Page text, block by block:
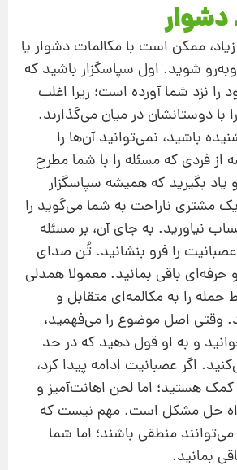
ممکن است با مکالمات دشوار یا
شوید. اول سپاسگزار باشید که
نزد شما آورده است؛ زیرا اغلب
با دوستانشان در میان می‌گذارند.
باشید، نمی‌توانید آن‌ها را
از فردی که مسئله را با شما مطرح
بگیرید که همیشه سپاسگزار
مشتری ناراحت به‌ شما می‌گوید را
نیاورید. به‌ جای آن، بر مسئله
را فرو بنشانید. تُن صدای
حرفه‌ای باقی بمانید. معمولا همدلی
حمله را به مکالمه‌ای متقابل و
وقتی اصل موضوع را می‌فهمید،
و به او قول دهید که در حد
اگر عصبانیت ادامه پیدا کرد،
کمک هستید؛ اما لحن اهانت‌آمیز و
حل مشکل است. مهم نیست که
منطقی باشند؛ اما شما
بمانید.